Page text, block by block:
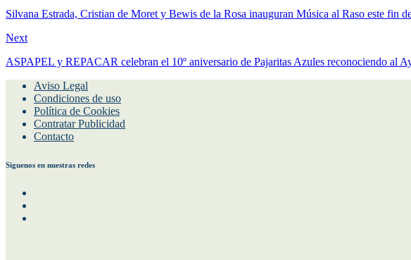
Silvana Estrada, Cristian de Moret y Bewis de la Rosa inauguran Música al Raso este fin
Next
ASPAPEL y REPACAR celebran el 10º aniversario de Pajaritas Azules reconociendo al
Aviso Legal
Condiciones de uso
Política de Cookies
Contratar Publicidad
Contacto
Siguenos en nuestras redes